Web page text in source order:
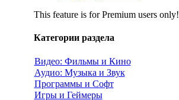
This feature is for Premium users only!
Категории раздела
Видео: Фильмы и Кино
Аудио: Музыка и Звук
Программы и Софт
Игры и Геймеры